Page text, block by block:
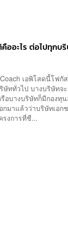
ออะไร ต่อไปทุกบ
เอพิโสดนี้โฟ
ททั่วไป บางบริษัทจะ
บางบริษัทก็มีกองทุน
มาแล้วว่าบริษัทเอก
รงการที่ชื...